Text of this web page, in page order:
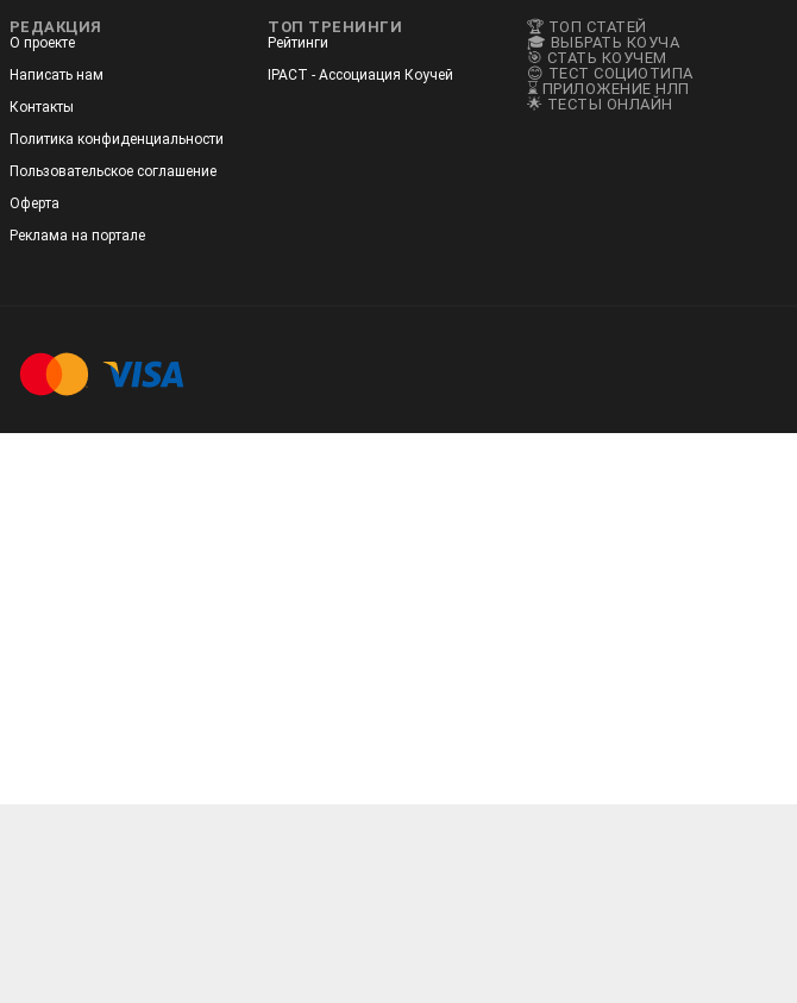
РЕДАКЦИЯ
О проекте
Написать нам
Контакты
Политика конфиденциальности
Пользовательское соглашение
Оферта
Реклама на портале
ТОП ТРЕНИНГИ
Рейтинги
IPACT - Ассоциация Коучей
🏆 ТОП СТАТЕЙ
🎓 ВЫБРАТЬ КОУЧА
🎯 СТАТЬ КОУЧЕМ
😊 ТЕСТ СОЦИОТИПА
⌛ ПРИЛОЖЕНИЕ НЛП
🌟 ТЕСТЫ ОНЛАЙН